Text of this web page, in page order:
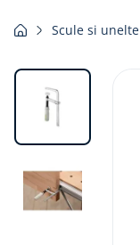
Scule si unelte